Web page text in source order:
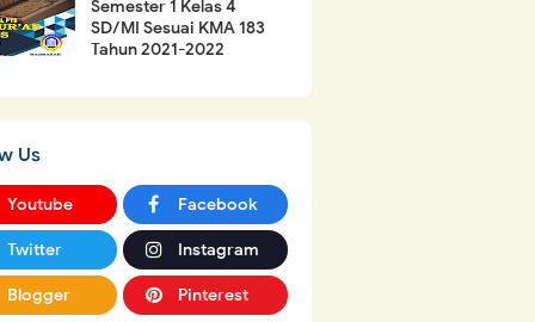
Semester 1 Kelas 4
SD/MI Sesuai KMA 183
Tahun 2021-2022
Us
Youtube Facebook
Twitter Instagram
Blogger Pinterest